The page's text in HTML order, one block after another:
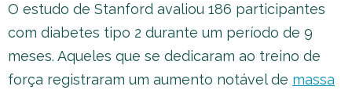
O estudo de Stanford avaliou 186 participantes
com diabetes tipo 2 durante um período de 9
meses. Aqueles que se dedicaram ao treino de
força registraram um aumento notável de massa